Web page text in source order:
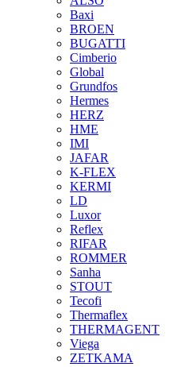
Baxi
BROEN
BUGATTI
Cimberio
Global
Grundfos
Hermes
HERZ
HME
IMI
JAFAR
K-FLEX
KERMI
LD
Luxor
Reflex
RIFAR
ROMMER
Sanha
STOUT
Tecofi
Thermaflex
THERMAGENT
Viega
ZETKAMA